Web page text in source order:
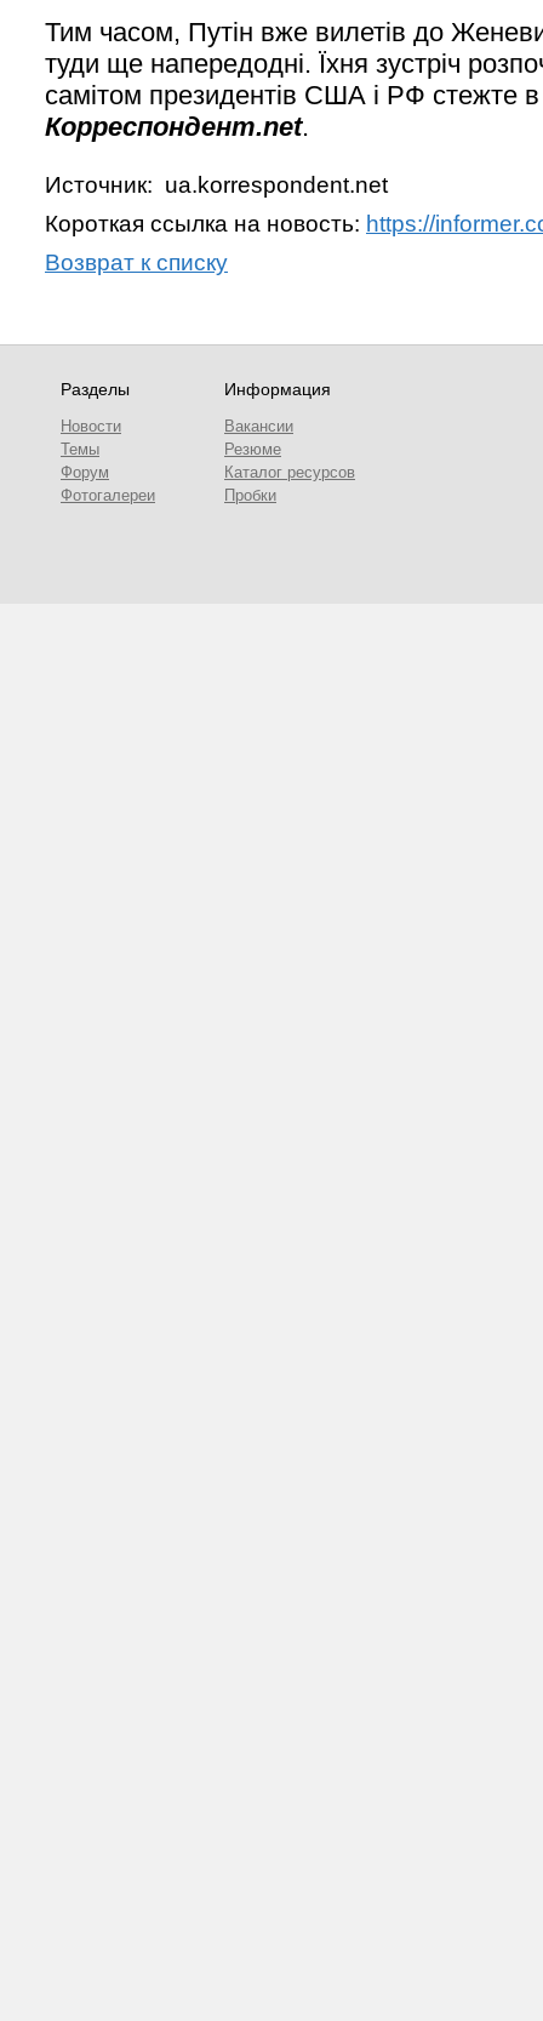
Тим часом, Путін вже вилетів до
туди ще напередодні. Їхня зустріч
самітом президентів США і РФ стежте в
Корреспондент.net.
Источник: ua.korrespondent.net
Короткая ссылка на новость: https://
Возврат к списку
Разделы
Новости
Темы
Форум
Фотогалереи
Информация
Вакансии
Резюме
Каталог ресурсов
Пробки